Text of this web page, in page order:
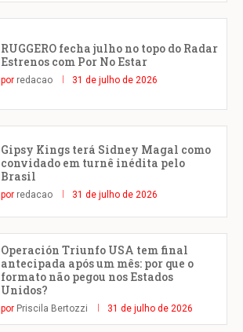
RUGGERO fecha julho no topo do Radar
Estrenos com Por No Estar
por redacao 31 de julho de 2026
Gipsy Kings terá Sidney Magal como
convidado em turnê inédita pelo
Brasil
por redacao 31 de julho de 2026
Operación Triunfo USA tem final
antecipada após um mês: por que o
formato não pegou nos Estados
Unidos?
por Priscila Bertozzi 31 de julho de 2026